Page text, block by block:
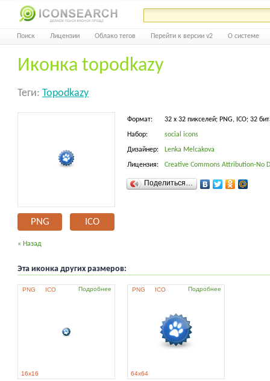
Поиск Лицензии Облако тегов Перейти к версии v2 О системе
Иконка topodkazy
Теги: Topodkazy
PNG ICO
Формат: 32 x 32 пикселей; PNG, ICO; 32
Набор: social icons
Дизайнер: Lenka Melcakova
Лицензия: Creative Commons Attribution-No
Поделиться…
« Назад
Эта иконка других размеров:
PNG ICO Подробнее
16x16
PNG ICO Подробнее
64x64